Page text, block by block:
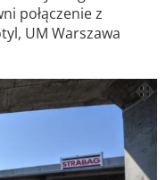
połączenie z
UM Warszawa